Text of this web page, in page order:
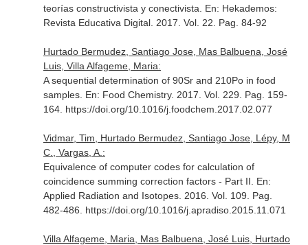
teorías constructivista y conectivista. En: Hekademos:
Revista Educativa Digital. 2017. Vol. 22. Pag. 84-92
Hurtado Bermudez, Santiago Jose, Mas Balbuena, José
Luis, Villa Alfageme, Maria:
A sequential determination of 90Sr and 210Po in food
samples. En: Food Chemistry. 2017. Vol. 229. Pag. 159-
164. https://doi.org/10.1016/j.foodchem.2017.02.077
Vidmar, Tim, Hurtado Bermudez, Santiago Jose, Lépy, M
C., Vargas, A.:
Equivalence of computer codes for calculation of
coincidence summing correction factors - Part II. En:
Applied Radiation and Isotopes. 2016. Vol. 109. Pag.
482-486. https://doi.org/10.1016/j.apradiso.2015.11.071
Villa Alfageme, Maria, Mas Balbuena, José Luis, Hurtado